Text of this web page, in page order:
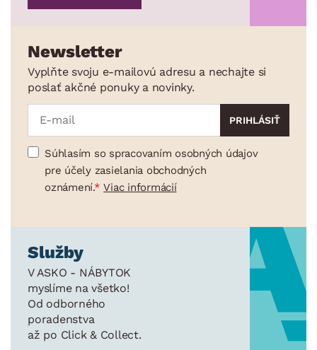
Newsletter
Vyplňte svoju e-mailovú adresu a nechajte si
poslať akčné ponuky a novinky.
Súhlasím so spracovaním osobných údajov
pre účely zasielania obchodných
oznámení.
Viac informácií
Služby
V ASKO - NÁBYTOK
myslíme na všetko!
Od odborného
poradenstva
až po Click & Collect.